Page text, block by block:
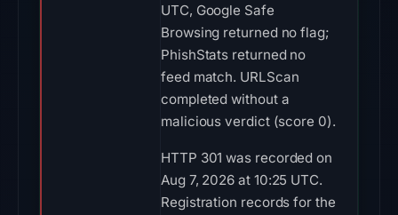
UTC, Google Safe
Browsing returned no flag;
PhishStats returned no
feed match. URLScan
completed without a
malicious verdict (score 0).
HTTP 301 was recorded on
Aug 7, 2026 at 10:25 UTC.
Registration records for the